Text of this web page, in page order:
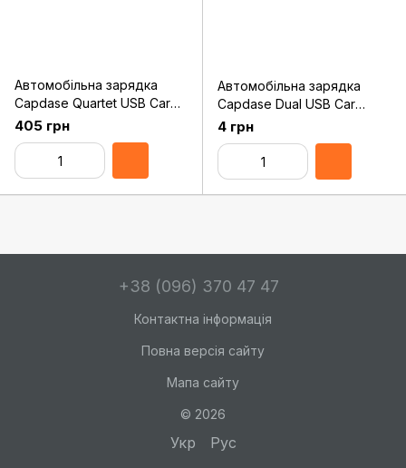
Автомобільна зарядка
Capdase Quartet USB Car
Charger Boosta Z4 (6.2 A)
White (CA00-7B02)
405 грн
Автомобільна зарядка
Capdase Dual USB Car
Charger Pico G2 White (1 A)
(CA00-PG02)
4 грн
+38 (096) 370 47 47
Контактна інформація
Повна версія сайту
Мапа сайту
© 2026
Укр Рус